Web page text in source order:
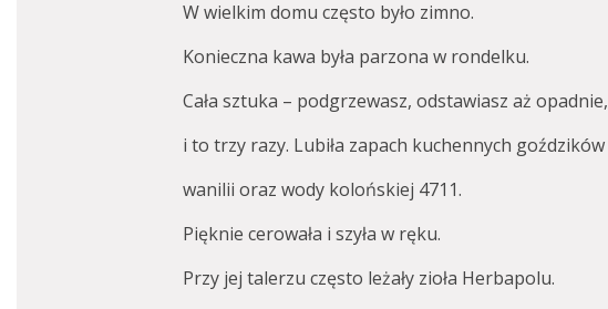
W wielkim domu często było zimno.
Konieczna kawa była parzona w rondelku.
Cała sztuka – podgrzewasz, odstawiasz aż opadnie,
i to trzy razy. Lubiła zapach kuchennych goździków
wanilii oraz wody kolońskiej 4711.
Pięknie cerowała i szyła w ręku.
Przy jej talerzu często leżały zioła Herbapolu.